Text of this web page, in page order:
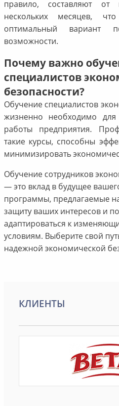
правило, составляют от
нескольких месяцев,
оптимальный
возможности.
Почему важно
специалистов
безопасности?
Обучение специалистов
жизненно необходимо
работы предприятия.
такие курсы, способны
минимизировать
Обучение сотрудников
— это вклад в будущее
программы, предлагаемые
защиту ваших интересов и
адаптироваться к
условиям. Выберите свой
надежной экономической
КЛИЕНТЫ